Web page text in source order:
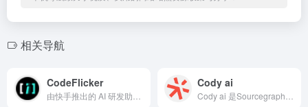
相关导航
CodeFlicker Cody ai